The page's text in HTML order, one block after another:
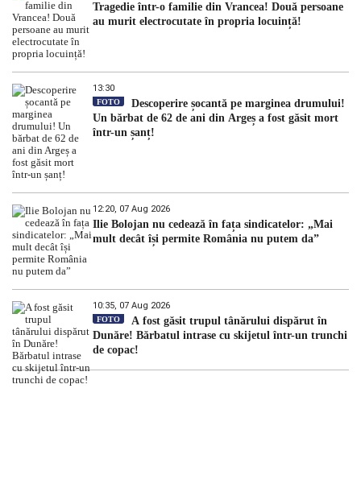
Tragedie într-o familie din Vrancea! Două persoane
au murit electrocutate în propria locuință!
13:30
FOTO
Descoperire șocantă pe marginea drumului!
Un bărbat de 62 de ani din Argeș a fost găsit mort
într-un șanț!
12:20, 07 Aug 2026
Ilie Bolojan nu cedează în fața sindicatelor: „Mai
mult decât își permite România nu putem da”
10:35, 07 Aug 2026
FOTO
A fost găsit trupul tânărului dispărut în
Dunăre! Bărbatul intrase cu skijetul într-un trunchi
de copac!